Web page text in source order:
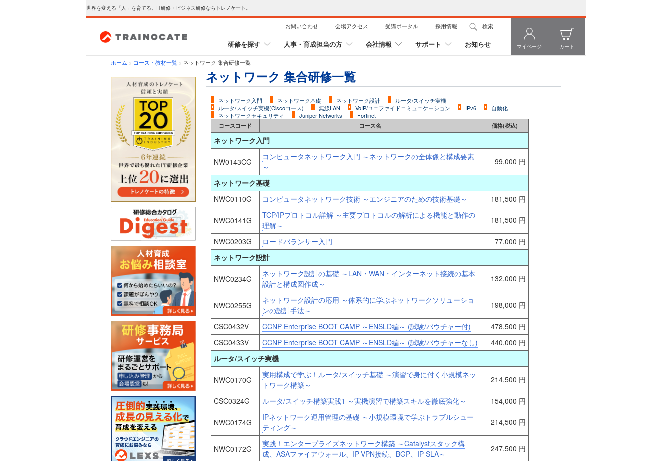
世界を変える「人」を育てる。IT研修・ビジネス研修ならトレノケート。
お問い合わせ 会場アクセス 受講ポータル 採用情報 検索
研修を探す 人事・育成担当の方 会社情報 サポート お知らせ マイページ カート
ホーム > コース・教材一覧 > ネットワーク 集合研修一覧
ネットワーク 集合研修一覧
ネットワーク入門 ネットワーク基礎 ネットワーク設計
ルータ/スイッチ実機
ルータ/スイッチ実機(Ciscoコース)
無線LAN VoIP/ユニファイドコミュニケーション IPv6
自動化
ネットワークセキュリティ
Juniper Networks Fortinet
コースコード コース名 価格(税込)
ネットワーク入門
NW0143CG
コンピュータネットワーク入門 ～ネットワークの全体像と構成要素
～
99,000 円
ネットワーク基礎
NWC0110G
コンピュータネットワーク技術 ～エンジニアのための技術基礎～ 181,500 円
NWC0141G
TCP/IPプロトコル詳解 ～主要プロトコルの解析による機能と動作の
理解～
181,500 円
NWC0203G ロードバランサー入門
77,000 円
ネットワーク設計
NWC0234G
ネットワーク設計の基礎 ～LAN・WAN・インターネット接続の基本
設計と構成図作成～
132,000 円
NWC0255G
ネットワーク設計の応用 ～体系的に学ぶネットワークソリューショ
ンの設計手法～
198,000 円
CSC0432V CCNP Enterprise BOOT CAMP ～ENSLD編～ (試験/バウチャー付)
478,500 円
CSC0433V
CCNP Enterprise BOOT CAMP ～ENSLD編～ (試験/バウチャーなし)
440,000 円
ルータ/スイッチ実機
NWC0170G
実用構成で学ぶ！ルータ/スイッチ基礎 ～演習で身に付く小規模ネッ
トワーク構築～
214,500 円
CSC0324G ルータ/スイッチ構築実践1 ～実機演習で構築スキルを徹底強化～ 154,000 円
NWC0174G
IPネットワーク運用管理の基礎 ～小規模環境で学ぶトラブルシュー
ティング～
214,500 円
NWC0172G
実践！エンタープライズネットワーク構築 ～Catalystスタック構
成、ASAファイアウォール、IP-VPN接続、BGP、IP SLA～
247,500 円